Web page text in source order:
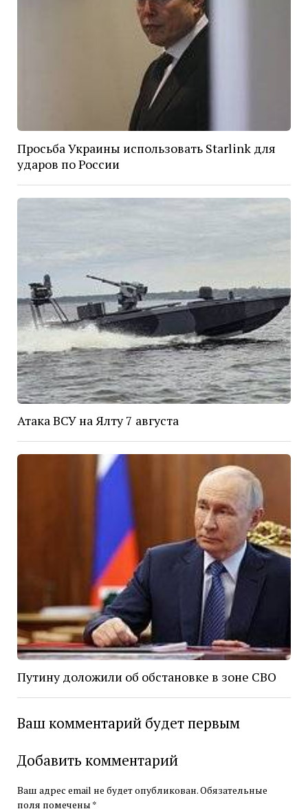
Просьба Украины использовать Starlink для
ударов по России
Атака ВСУ на Ялту 7 августа
Путину доложили об обстановке в зоне СВО
Ваш комментарий будет первым
Добавить комментарий
Ваш адрес email не будет опубликован.Обязательные
поля помечены *